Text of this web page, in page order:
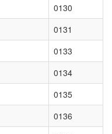
0130
0131
0133
0134
0135
0136